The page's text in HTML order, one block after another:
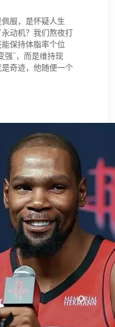
服，是怀疑人生
动机？我们熬夜打
保持体脂率个位
强”，而是维持现
奇迹，他随便一个